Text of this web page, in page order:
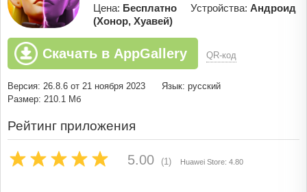
Цена: Бесплатно Устройства: Андроид
(Хонор, Хуавей)
Скачать в AppGallery QR-код
Версия: 26.8.6 от 21 ноября 2023
Язык: русский
Размер: 210.1 Мб
Рейтинг приложения
5.00 (1) Huawei Store: 4.80